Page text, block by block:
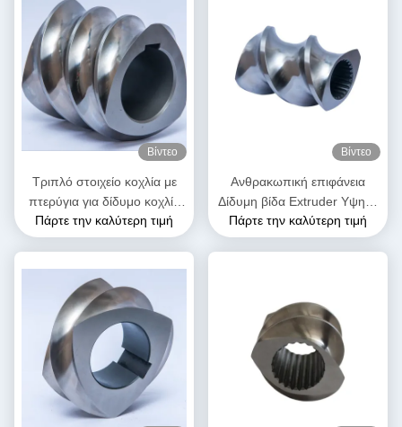
Βίντεο
Τριπλό στοιχείο κοχλία με
πτερύγια για δίδυμο κοχλία
εξώθησης | Ανταλλακτικό
OEM για μηχανή εξώθησης
Πάρτε την καλύτερη τιμή
Βίντεο
Ανθρακωπική επιφάνεια
Δίδυμη βίδα Extruder Υψηλή
σκληρότητα Διπλή πτήση
μεταφοράς βίδα στοιχείο
Πάρτε την καλύτερη τιμή